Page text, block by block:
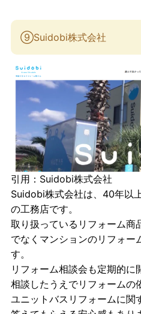
⑨Suidobi株式会社
引用： Suidobi株式会社
Suidobi株式会社は、40年以
の工務店です。
取り扱っているリフォーム商
でなくマンションのリフォー
す。
リフォーム相談会も定期的に
相談したうえでリフォームの
ユニットバスリフォームに関